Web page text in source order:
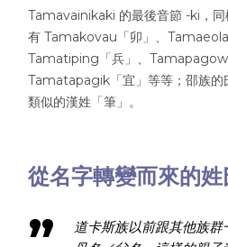
Tamavainikaki 的最後音節 -ki，同
有 Tamakovau「卯」、
Tamatiping「兵」、
Tamatapagik「宜」等等；邵族的
類似的漢姓「筆」。
從名字轉變而來的姓
道卡斯族以前跟其他族群